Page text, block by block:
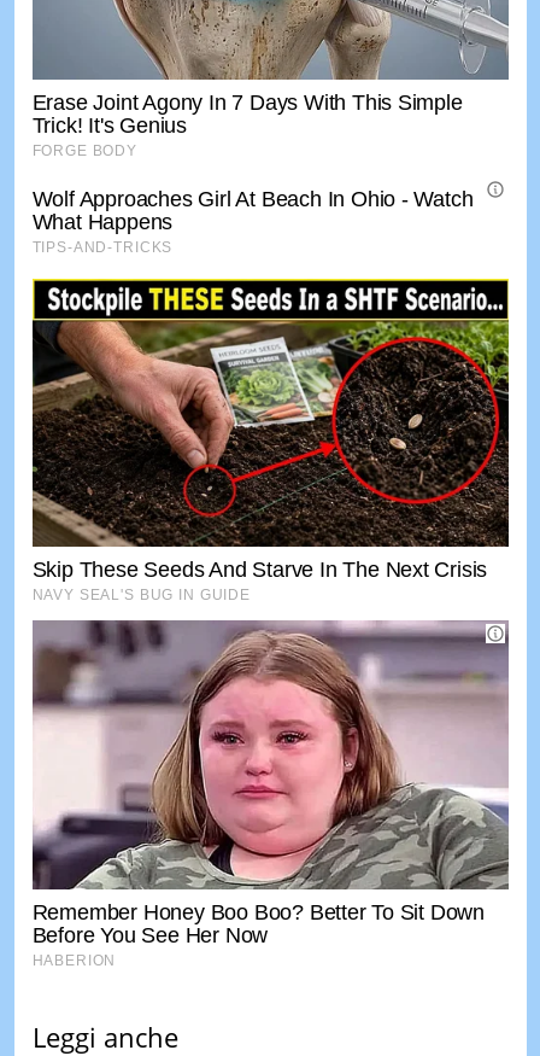
Leggi anche